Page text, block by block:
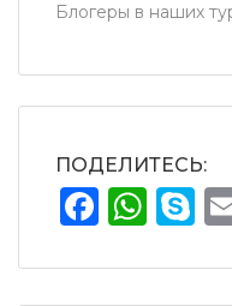
Блогеры в наших
ПОДЕЛИТЕСЬ: